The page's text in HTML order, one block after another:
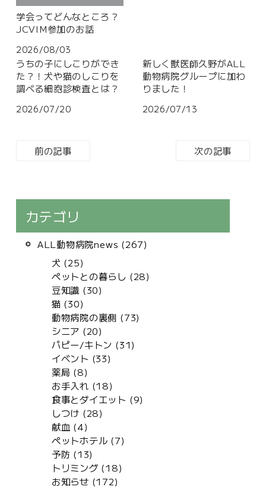
学会ってどんなところ？
JCVIM参加のお話
2026/08/03
うちの子にしこりができ
た？！犬や猫のしこりを
調べる細胞診検査とは？
2026/07/20
新しく獣医師久野がALL
動物病院グループに加わ
りました！
2026/07/13
前の記事 次の記事
カテゴリ
ALL動物病院news (267)
犬 (25)
ペットとの暮らし (28)
豆知識 (30)
猫 (30)
動物病院の裏側 (73)
シニア (20)
パピー/キトン (31)
イベント (33)
薬局 (8)
お手入れ (18)
食事とダイエット (9)
しつけ (28)
献血 (4)
ペットホテル (7)
予防 (13)
トリミング (18)
お知らせ (172)